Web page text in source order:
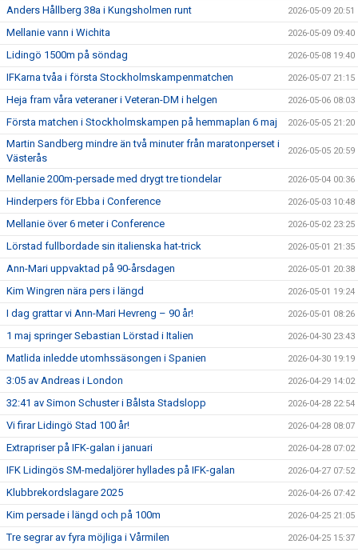
Anders Hållberg 38a i Kungsholmen runt 2026-05-09 20:51
Mellanie vann i Wichita 2026-05-09 09:40
Lidingö 1500m på söndag 2026-05-08 19:40
IFKarna tvåa i första Stockholmskampenmatchen 2026-05-07 21:15
Heja fram våra veteraner i Veteran-DM i helgen 2026-05-06 08:03
Första matchen i Stockholmskampen på hemmaplan 6 maj 2026-05-05 21:20
Martin Sandberg mindre än två minuter från maratonperset i
Västerås
2026-05-05 20:59
Mellanie 200m-persade med drygt tre tiondelar 2026-05-04 00:36
Hinderpers för Ebba i Conference 2026-05-03 10:48
Mellanie över 6 meter i Conference 2026-05-02 23:25
Lörstad fullbordade sin italienska hat-trick 2026-05-01 21:35
Ann-Mari uppvaktad på 90-årsdagen 2026-05-01 20:38
Kim Wingren nära pers i längd 2026-05-01 19:24
I dag grattar vi Ann-Mari Hevreng – 90 år! 2026-05-01 08:26
1 maj springer Sebastian Lörstad i Italien 2026-04-30 23:43
Matlida inledde utomhssäsongen i Spanien 2026-04-30 19:19
3:05 av Andreas i London 2026-04-29 14:02
32:41 av Simon Schuster i Bålsta Stadslopp 2026-04-28 22:54
Vi firar Lidingö Stad 100 år! 2026-04-28 08:07
Extrapriser på IFK-galan i januari 2026-04-28 07:02
IFK Lidingös SM-medaljörer hyllades på IFK-galan 2026-04-27 07:52
Klubbrekordslagare 2025 2026-04-26 07:42
Kim persade i längd och på 100m 2026-04-25 21:05
Tre segrar av fyra möjliga i Vårmilen 2026-04-25 15:37